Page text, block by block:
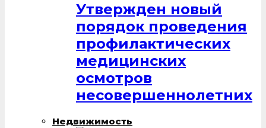
Утвержден новый
порядок проведения
профилактических
медицинских
осмотров
несовершеннолетних
Недвижимость